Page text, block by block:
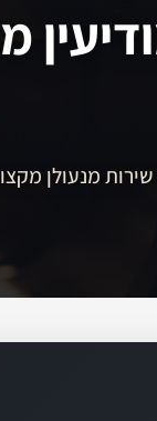
שירות מנעולן